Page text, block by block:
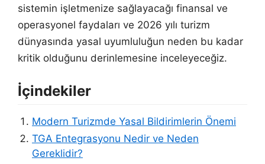
sistemin işletmenize sağlayacağı finansal ve
operasyonel faydaları ve 2026 yılı turizm
dünyasında yasal uyumluluğun neden bu kadar
kritik olduğunu derinlemesine inceleyeceğiz.
İçindekiler
Modern Turizmde Yasal Bildirimlerin Önemi
TGA Entegrasyonu Nedir ve Neden
Gereklidir?